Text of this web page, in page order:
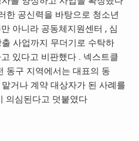
한 공신력을 바탕으로 청소년
아니라 공동체지원센터 , 심
사업까지 무더기로 수탁하
있다고 비판했다 . 넥스트클
동구 지역에서는 대표의 동
거나 계약 대상자가 된 사례를
의심된다고 덧붙였다